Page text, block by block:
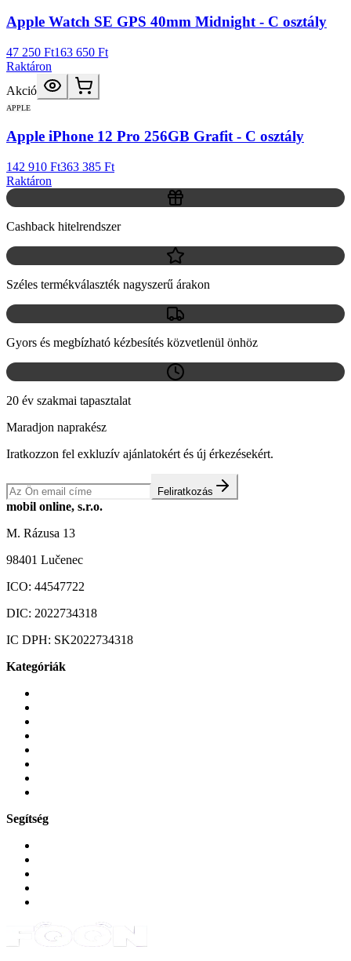
Apple Watch SE GPS 40mm Midnight - C osztály
47 250 Ft163 650 Ft
Raktáron
Akció
APPLE
Apple iPhone 12 Pro 256GB Grafit - C osztály
142 910 Ft363 385 Ft
Raktáron
Cashback hitelrendszer
Széles termékválaszték nagyszerű árakon
Gyors és megbízható kézbesítés közvetlenül önhöz
20 év szakmai tapasztalat
Maradjon naprakész
Iratkozzon fel exkluzív ajánlatokért és új érkezésekért.
Feliratkozás
mobil online, s.r.o.
M. Rázusa 13
98401 Lučenec
ICO: 44547722
DIC: 2022734318
IC DPH: SK2022734318
Kategóriák
Segítség